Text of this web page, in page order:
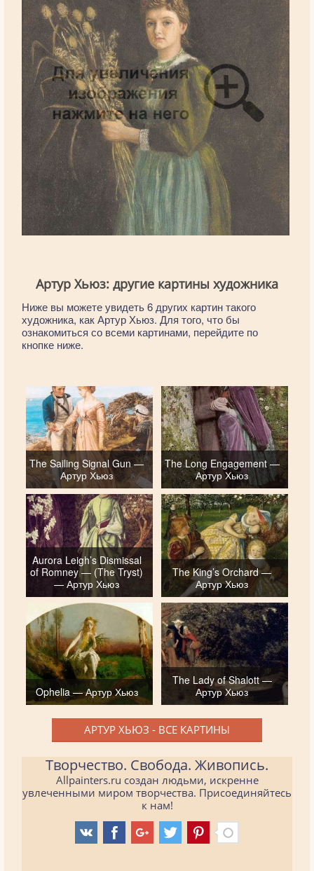
Артур Хьюз: другие картины художника
Ниже вы можете увидеть 6 других картин такого
художника, как Артур Хьюз. Для того, что бы
ознакомиться со всеми картинами, перейдите по
кнопке ниже.
The Sailing Signal Gun —
Артур Хьюз
The Long Engagement —
Артур Хьюз
Aurora Leigh’s Dismissal
of Romney — (The Tryst)
— Артур Хьюз
The King’s Orchard —
Артур Хьюз
Ophelia — Артур Хьюз
The Lady of Shalott —
Артур Хьюз
АРТУР ХЬЮЗ - ВСЕ КАРТИНЫ
Творчество. Свобода. Живопись.
Allpainters.ru создан людьми, искренне
увлеченными миром творчества. Присоединяйтесь
к нам!